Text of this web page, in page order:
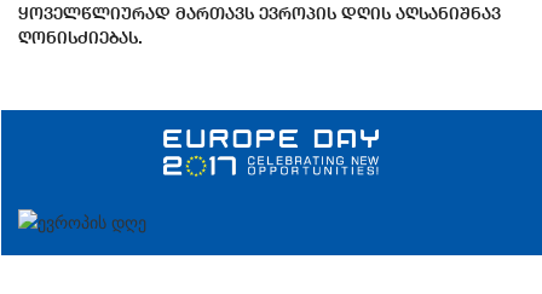
ყოველწლიურად მართავს ევროპის დღის აღსანიშნავ
ღონისძიებას.